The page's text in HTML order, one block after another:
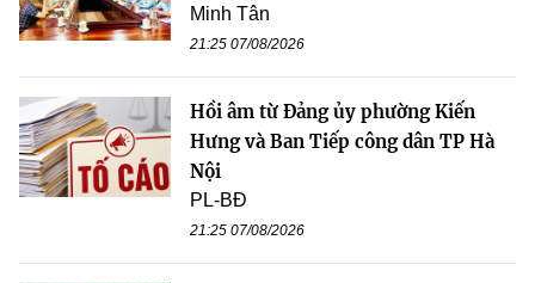
Minh Tân
21:25 07/08/2026
Hồi âm từ Đảng ủy phường Kiến
Hưng và Ban Tiếp công dân TP Hà
Nội
PL-BĐ
21:25 07/08/2026